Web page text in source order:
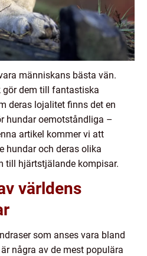
människans bästa vän.
gör dem till fantastiska
deras lojalitet finns det en
hundar oemotståndliga –
artikel kommer vi att
hundar och deras olika
till hjärtstjälande kompisar.
världens
som anses vara bland
några av de mest populära